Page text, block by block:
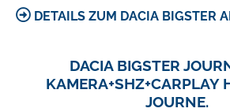
DETAILS ZUM DACIA BIGSTER
DACIA BIGSTER
KAMERA+SHZ+CARPLAY
JOURNE.